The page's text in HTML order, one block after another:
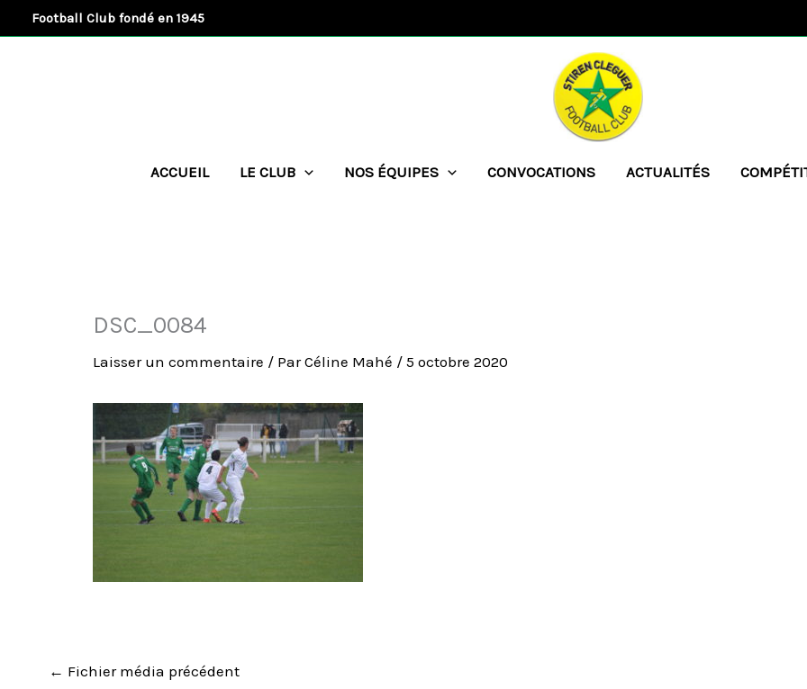
au
Football Club fondé en 1945
ACCUEIL LE CLUB NOS ÉQUIPES CONVOCATIONS ACTUALITÉS
DSC_0084
Laisser un commentaire / ParCéline Mahé / 5 octobre 2020
← Fichier média précédent